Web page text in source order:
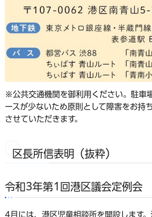
※公共交通機関を御利用ください。駐車
ースが少ないため原則として障害をお持
させていただきます。
区長所信表明（抜粋）
令和3年第1回港区議会定例会
4月には、港区児童相談所を開設します